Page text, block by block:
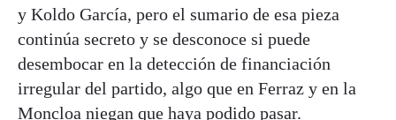
y Koldo García, pero el sumario de esa pieza
continúa secreto y se desconoce si puede
desembocar en la detección de financiación
irregular del partido, algo que en Ferraz y en la
Moncloa niegan que haya podido pasar.